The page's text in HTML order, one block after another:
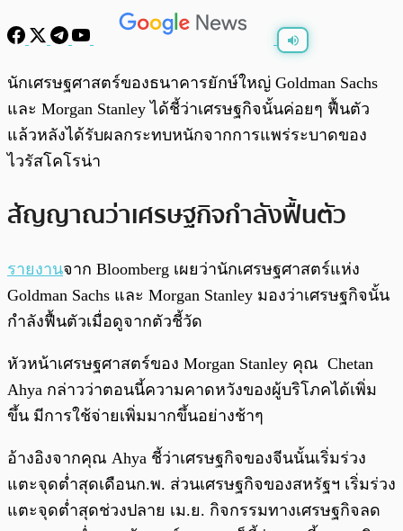
นักเศรษฐศาสตร์ของธนาคารยักษ์ใหญ่ Goldman Sachs
และ Morgan Stanley ได้ชี้ว่าเศรษฐกิจนั้นค่อยๆ ฟื้นตัว
แล้วหลังได้รับผลกระทบหนักจากการแพร่ระบาดของ
ไวรัสโคโรน่า
สัญญาณว่าเศรษฐกิจกำลังฟื้นตัว
รายงานจาก Bloomberg เผยว่านักเศรษฐศาสตร์แห่ง
Goldman Sachs และ Morgan Stanley มองว่าเศรษฐกิจนั้น
กำลังฟื้นตัวเมื่อดูจากตัวชี้วัด
หัวหน้าเศรษฐศาสตร์ของ Morgan Stanley คุณ Chetan
Ahya กล่าวว่าตอนนี้ความคาดหวังของผู้บริโภคได้เพิ่ม
ขึ้น มีการใช้จ่ายเพิ่มมากขึ้นอย่างช้าๆ
อ้างอิงจากคุณ Ahya ชี้ว่าเศรษฐกิจของจีนนั้นเริ่มร่วง
แตะจุดต่ำสุดเดือนก.พ. ส่วนเศรษฐกิจของสหรัฐฯ เริ่มร่วง
แตะจุดต่ำสุดช่วงปลาย เม.ย. กิจกรรมทางเศรษฐกิจลด